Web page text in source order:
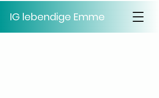
IG lebendige Emme